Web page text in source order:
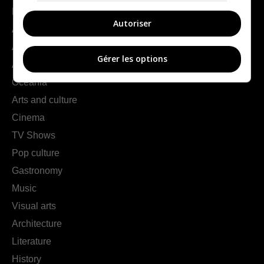
Europe
Americas
Asia
Africa
Oceania
Arts and culture
Cinema
TV Shows
Pop culture
Gastronomy
Music
Visual arts
Architecture
Literature
History
Autoriser
Gérer les options